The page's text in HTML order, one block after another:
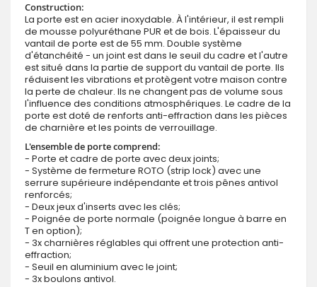
Construction:
La porte est en acier inoxydable. À l'intérieur, il est rempli
de mousse polyuréthane PUR et de bois. L'épaisseur du
vantail de porte est de 55 mm. Double système
d'étanchéité - un joint est dans le seuil du cadre et l'autre
est situé dans la partie de support du vantail de porte. Ils
réduisent les vibrations et protègent votre maison contre
la perte de chaleur. Ils ne changent pas de volume sous
l'influence des conditions atmosphériques. Le cadre de la
porte est doté de renforts anti-effraction dans les pièces
de charnière et les points de verrouillage.
L'ensemble de porte comprend:
- Porte et cadre de porte avec deux joints;
- Système de fermeture ROTO (strip lock) avec une
serrure supérieure indépendante et trois pênes antivol
renforcés;
- Deux jeux d'inserts avec les clés;
- Poignée de porte normale (poignée longue à barre en
T en option);
- 3x charnières réglables qui offrent une protection anti-
effraction;
- Seuil en aluminium avec le joint;
- 3x boulons antivol.